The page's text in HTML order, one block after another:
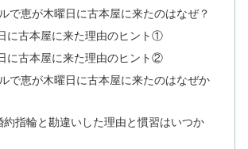
で恵が木曜日に古本屋に来たのはなぜ？
に古本屋に来た理由のヒント①
に古本屋に来た理由のヒント②
で恵が木曜日に古本屋に来たのはなぜか
約指輪と勘違いした理由と慣習はいつか